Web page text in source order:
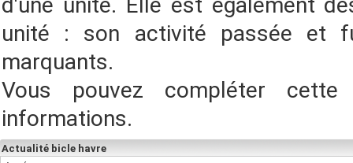
unité : son activité passée et
marquants.
Vous pouvez compléter
informations.
Actualité bicle havre